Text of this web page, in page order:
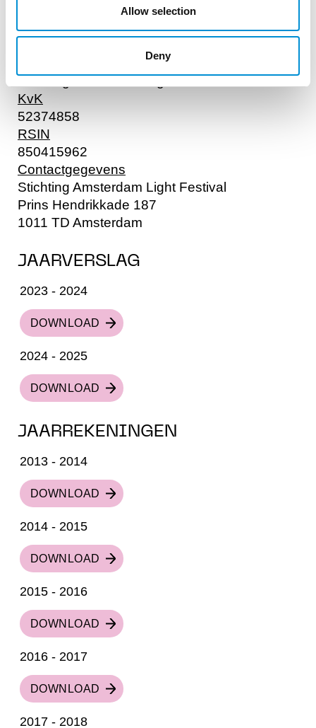
Allow selection
Deny
Gegevens
KvK
52374858
RSIN
850415962
Contactgegevens
Stichting Amsterdam Light Festival
Prins Hendrikkade 187
1011 TD Amsterdam
JAARVERSLAG
2023 - 2024
DOWNLOAD
2024 - 2025
DOWNLOAD
JAARREKENINGEN
2013 - 2014
DOWNLOAD
2014 - 2015
DOWNLOAD
2015 - 2016
DOWNLOAD
2016 - 2017
DOWNLOAD
2017 - 2018